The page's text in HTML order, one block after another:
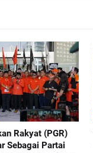
Rakyat (PGR)
Sebagai Partai